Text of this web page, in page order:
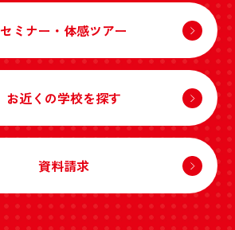
セミナー・体感ツアー
お近くの学校を探す
資料請求